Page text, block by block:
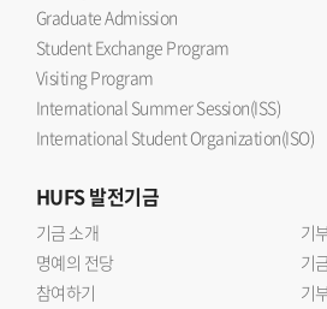
Graduate Admission
Student Exchange Program
Visiting Program
International Summer Session(ISS)
International Student Organization(ISO)
HUFS발전기금
기금 소개
기
명예의 전당
기
참여하기
기